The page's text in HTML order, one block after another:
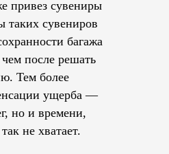
привез сувениры
таких сувениров
багажа
после решать
Тем более
ущерба —
но и времени,
не хватает.